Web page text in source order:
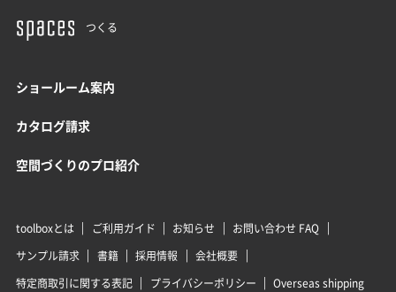
つくる
ショールーム案内
カタログ請求
空間づくりのプロ紹介
toolboxとは ご利用ガイド お知らせ
お問い合わせ FAQ
サンプル請求
書籍 採用情報
会社概要
特定商取引に関する表記
プライバシーポリシー Overseas shipping